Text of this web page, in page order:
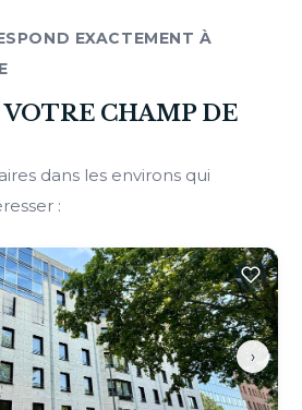
EXACTEMENT À
CHAMP DE
dans les environs qui
:
›